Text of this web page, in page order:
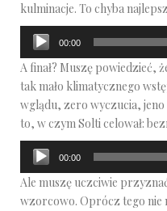
kulminacje. To chyba
Odtwarzacz
plików
dźwiękowych
00:00
A finał? Muszę powiedzieć,
tak mało klimatycznego
wglądu, zero wyczucia, jeno
to, w czym Solti celował:
Odtwarzacz
plików
dźwiękowych
00:00
Ale muszę uczciwie
wzorcowo. Oprócz tego nie